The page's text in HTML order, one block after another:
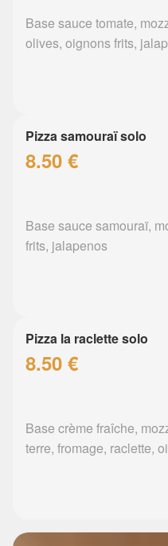
Base sauce tomate,
olives, oignons frits,
Pizza samouraï solo
8.50 €
Base sauce samouraï,
frits, jalapenos
Pizza la raclette solo
8.50 €
Base crème fraîche,
terre, fromage, raclette,